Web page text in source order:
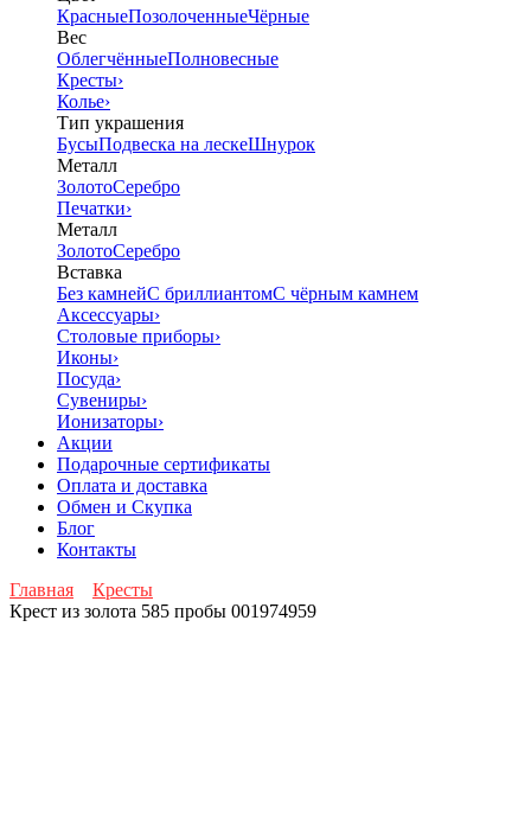
КрасныеПозолоченныеЧёрные
Вес
ОблегчённыеПолновесные
Кресты›
Колье›
Тип украшения
БусыПодвеска на лескеШнурок
Металл
ЗолотоСеребро
Печатки›
Металл
ЗолотоСеребро
Вставка
Без камнейС бриллиантомС чёрным камнем
Аксессуары›
Столовые приборы›
Иконы›
Посуда›
Сувениры›
Ионизаторы›
Акции
Подарочные сертификаты
Оплата и доставка
Обмен и Скупка
Блог
Контакты
Главная
Кресты
Крест из золота 585 пробы 001974959